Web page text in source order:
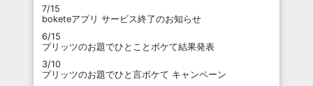
7/15
boketeアプリ サービス終了のお知らせ
6/15
プリッツのお題でひとことボケて結果発表
3/10
プリッツのお題でひと言ボケて キャンペーン